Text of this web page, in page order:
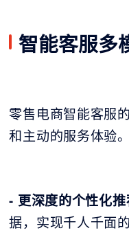
智能客服多
零售电商智能客服
和主动的服务体验。
- 更深度的个性化推
据，实现千人千面